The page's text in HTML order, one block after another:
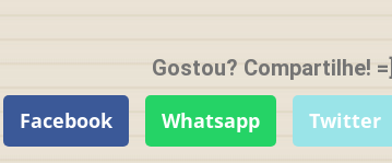
Gostou? Compartilhe! =]
Facebook
Whatsapp Twitter